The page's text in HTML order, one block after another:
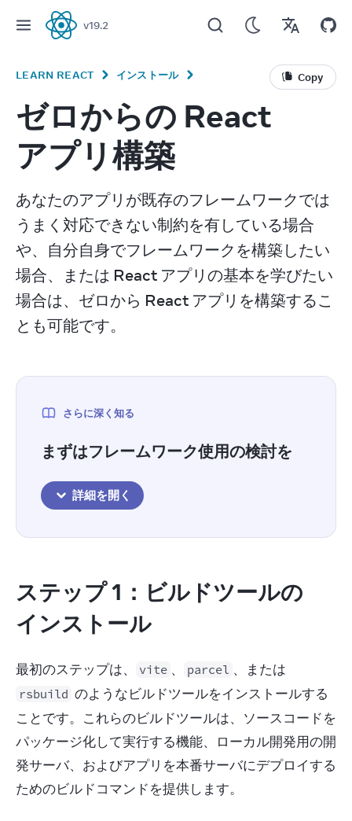
React
v19.2
LEARN REACT インストール Copy
ゼロからの React
アプリ構築
あなたのアプリが既存のフレームワークでは
うまく対応できない制約を有している場合
や、自分自身でフレームワークを構築したい
場合、または React アプリの基本を学びたい
場合は、ゼロから React アプリを構築するこ
とも可能です。
さらに深く知る
まずはフレームワーク使用の検討を
詳細を開く
ステップ 1：ビルドツールの
インストール
最初のステップは、 vite 、 parcel
rsbuild のようなビルドツールをインストールする
ことです。これらのビルドツールは、ソースコードを
パッケージ化して実行する機能、ローカル開発用の開
発サーバ、およびアプリを本番サーバにデプロイする
ためのビルドコマンドを提供します。